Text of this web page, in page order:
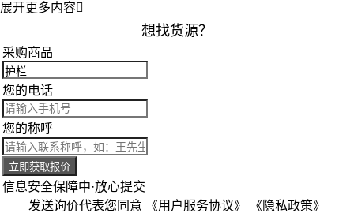
展开更多内容
想找货源？
采购商品
您的电话
您的称呼
立即获取报价
信息安全保障中·放心提交
发送询价代表您同意 《用户服务协议》
《隐私政策》